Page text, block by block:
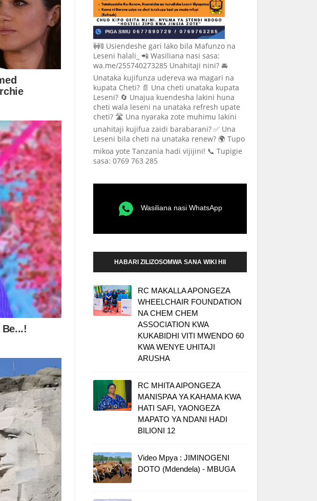
🚧🚦 Usiendeshe gari lako bila Mafunzo na
Leseni halali_ 📲 Wasiliana nasi sasa:
wa.me/255740273285 Unahitaji nini? 🚘
Unataka kujifunza udereva wa magari na
kupata Cheti? 📄 Una cheti unataka kupata
Leseni? 🔄 Unajua kuendesha lakini huna
cheti wala leseni na unataka refresh upate
cheti? 🛣️ Una nyaraka zote muhimu lakini
unahitaji kujifua zaidi barabarani? ✅ Una
Leseni bila cheti na unataka renew? 🌍 Tupo
mikoa yote Tanzania hadi vijijini! 📞 Tupigie
sasa: 0769 763 285
Wasiliana nasi WhatsApp
HABARI ZILIZOSOMWA SANA WIKI HII
RC MAKALLA APONGEZA
WHEELCHAIR FOUNDATION
NA CHEM CHEM
ASSOCIATION KWA
KUKABIDHI VITI MWENDO 60
KWA WENYE UHITAJI
ARUSHA
RC MHITA AIPONGEZA
MANISPAA YA KAHAMA KWA
HATI SAFI, YAONGEZA
MAPATO YA NDANI HADI
BILIONI 12
Video Mpya : JIMINOGENI
DOTO (Mdendela) - MBUGA